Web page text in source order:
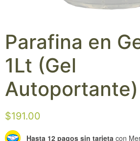
Parafina en
1Lt (Gel
Autoportante)
$191.00
Hasta 12 pagos sin tarjeta con